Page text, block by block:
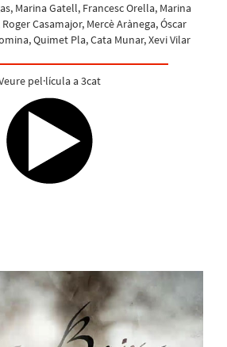
Marina Gatell, Francesc Orella, Marina
Casamajor, Mercè Arànega, Óscar
Quimet Pla, Cata Munar, Xevi Vilar
pel·lícula a 3cat